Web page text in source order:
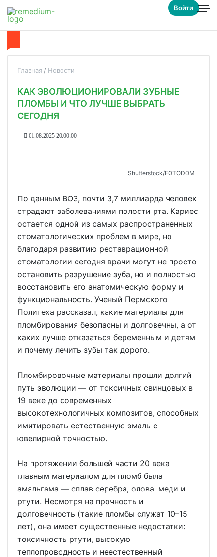
Войти
Главная Новости
КАК ЭВОЛЮЦИОНИРОВАЛИ ЗУБНЫЕ
ПЛОМБЫ И ЧТО ЛУЧШЕ ВЫБРАТЬ
СЕГОДНЯ
01.08.2025 20:00:00
Shutterstoсk/FOTODOM
По данным ВОЗ, почти 3,7 миллиарда человек
страдают заболеваниями полости рта. Кариес
остается одной из самых распространенных
стоматологических проблем в мире, но
благодаря развитию реставрационной
стоматологии сегодня врачи могут не просто
остановить разрушение зуба, но и полностью
восстановить его анатомическую форму и
функциональность. Ученый Пермского
Политеха рассказал, какие материалы для
пломбирования безопасны и долговечны, а от
каких лучше отказаться беременным и детям
и почему лечить зубы так дорого.
Пломбировочные материалы прошли долгий
путь эволюции — от токсичных свинцовых в
19 веке до современных
высокотехнологичных композитов, способных
имитировать естественную эмаль с
ювелирной точностью.
На протяжении большей части 20 века
главным материалом для пломб была
амальгама — сплав серебра, олова, меди и
ртути. Несмотря на прочность и
долговечность (такие пломбы служат 10–15
лет), она имеет существенные недостатки:
токсичность ртути, высокую
теплопроводность и неестественный